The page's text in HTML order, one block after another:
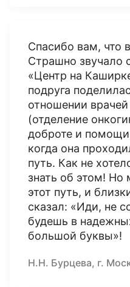
Спасибо вам, что
Страшно звучало
«Центр на
подруга
отношении
(отделение
доброте и
когда она
путь. Как не
знать об этом! Но
этот путь, и
сказал: «Иди, не
будешь в
большой буквы»!
Н.Н. Бурцева, г.